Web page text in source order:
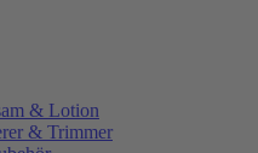
& Lotion
& Trimmer